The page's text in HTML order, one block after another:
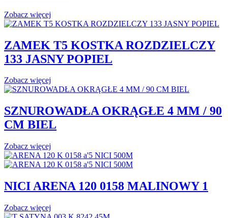
Zobacz więcej
ZAMEK T5 KOSTKA ROZDZIELCZY
133 JASNY POPIEL
Zobacz więcej
SZNUROWADŁA OKRĄGŁE 4 MM / 90
CM BIEL
Zobacz więcej
NICI ARENA 120 0158 MALINOWY 1
Zobacz więcej